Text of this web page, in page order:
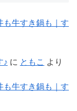
も牛すき鍋も｜す
♪ に ともこ より
も牛すき鍋も｜す